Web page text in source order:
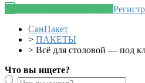
СанПакет
> ПАКЕТЫ
> Всё для столовой — под
Что вы ищете?